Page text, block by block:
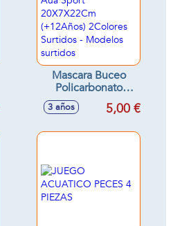
Mascara Buceo
Policarbonato
Adulto Aua Sport
20X7X22Cm
Surtidos - Modelos
3 años 5,00 €